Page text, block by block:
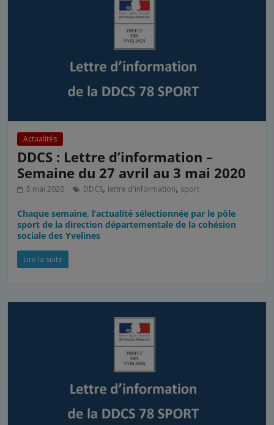
Actualités
DDCS : Lettre d’information –
Semaine du 27 avril au 3 mai 2020
5 mai 2020 DDCS, lettre d'information, sport
Chaque semaine, l’actualité sélectionnée par le pôle
sport de la direction départementale de la cohésion
sociale des Yvelines
Lire la suite